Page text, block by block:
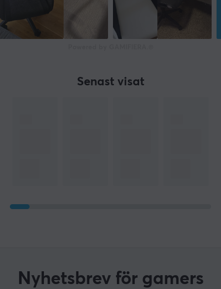
Producentens garanti
Senast visat
Nyhetsbrev för gamers